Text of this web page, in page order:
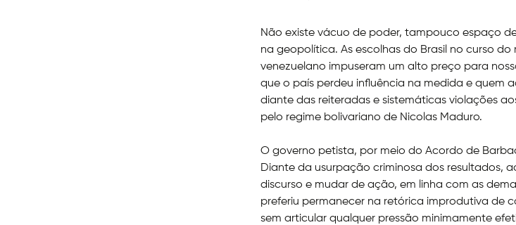
Não existe vácuo de poder, tampouco espaço
na geopolítica. As escolhas do Brasil no curso
venezuelano impuseram um alto preço para
que o país perdeu influência na medida e quem
diante das reiteradas e sistemáticas violações
pelo regime bolivariano de Nicolas Maduro.
O governo petista, por meio do Acordo de
Diante da usurpação criminosa dos resultados,
discurso e mudar de ação, em linha com as
preferiu permanecer na retórica improdutiva de
sem articular qualquer pressão minimamente